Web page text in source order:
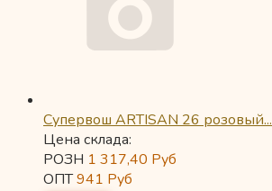
Супервош ARTISAN 26 розовый...
Цена склада:
РОЗН 1 317,40 Руб
ОПТ941 Руб